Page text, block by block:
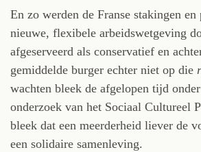
En zo werden de Franse stakingen en
nieuwe, flexibele arbeidswetgeving
afgeserveerd als conservatief en
gemiddelde burger echter niet op die
wachten bleek de afgelopen tijd
onderzoek van het Sociaal Cultureel
bleek dat een meerderheid liever de
een solidaire samenleving.